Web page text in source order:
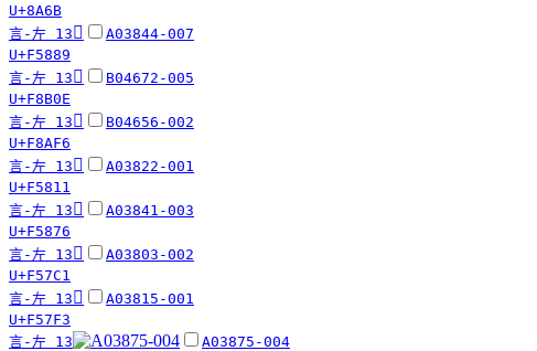
U+8A6B
言-左 13 󵢉
A03844-007
U+F5889
言-左 13 󸬎
B04672-005
U+F8B0E
言-左 13 󸫶
B04656-002
U+F8AF6
言-左 13 󵠑
A03822-001
U+F5811
言-左 13 󵡶
A03841-003
U+F5876
言-左 13 󵟁
A03803-002
U+F57C1
言-左 13 󵟳
A03815-001
U+F57F3
言-左 13
A03875-004